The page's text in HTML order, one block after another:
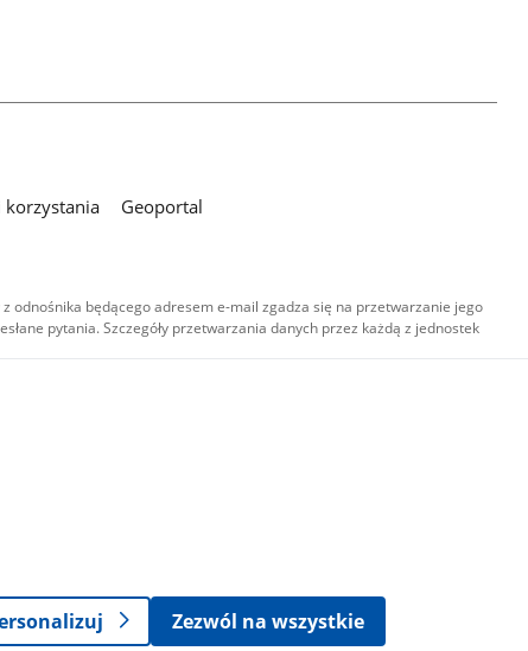
korzystania
Geoportal
odnośnika będącego adresem e-mail zgadza się na przetwarzanie jego
pytania. Szczegóły przetwarzania danych przez każdą z jednostek
Zezwól na wszystkie